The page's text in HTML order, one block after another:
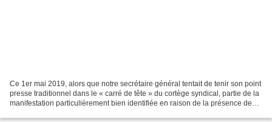
Ce 1er mai 2019, alors que notre secrétaire général tentait de tenir son point
presse traditionnel dans le « carré de tête » du cortège syndical, partie de la
manifestation particulièrement bien identifiée en raison de la présence de